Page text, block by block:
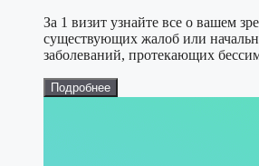
За 1 визит узнайте все о вашем
существующих жалоб или
заболеваний, протекающих
Подробнее